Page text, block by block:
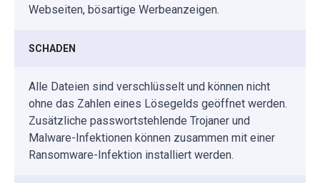
Webseiten, bösartige Werbeanzeigen.
SCHADEN
Alle Dateien sind verschlüsselt und können nicht
ohne das Zahlen eines Lösegelds geöffnet werden.
Zusätzliche passwortstehlende Trojaner und
Malware-Infektionen können zusammen mit einer
Ransomware-Infektion installiert werden.